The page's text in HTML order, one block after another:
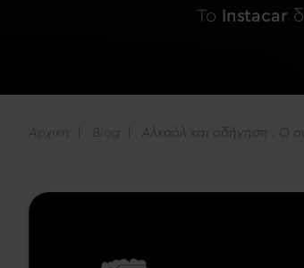
To Instacar
Αρχική Blog Αλκοόλ και οδήγηση : Ο